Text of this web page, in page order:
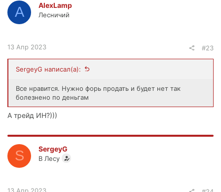
A AlexLamp
Лесничий
13 Апр 2023 #23
SergeyG написал(а):
Все нравится. Нужно форь продать и будет нет так
болезнено по деньгам
А трейд ИН?)))
S SergeyG
В Лесу